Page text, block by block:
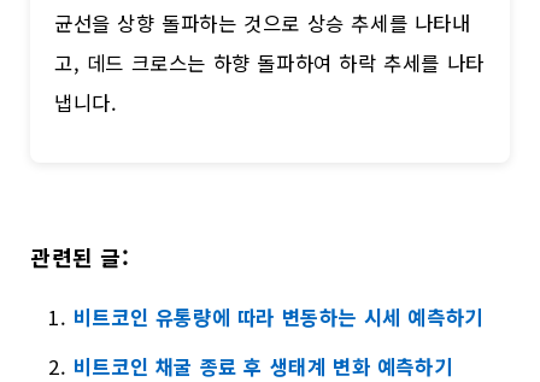
균선을 상향 돌파하는 것으로 상승 추세를 나타내
고, 데드 크로스는 하향 돌파하여 하락 추세를 나타
냅니다.
관련된 글:
비트코인 유통량에 따라 변동하는 시세 예측하기
비트코인 채굴 종료 후 생태계 변화 예측하기